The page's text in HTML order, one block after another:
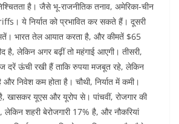
है। जैसे भू-राजनीतिक तनाव, अमेरिका-चीन
ये निर्यात को प्रभावित कर सकते हैं। दूसरी
भारत तेल आयात करता है, और कीमतें $65
है, लेकिन अगर बढ़ीं तो महंगाई आएगी। तीसरी,
दरें ऊंची रखी हैं ताकि रुपया मजबूत रहे, लेकिन
और निवेश कम होता है। चौथी, निर्यात में कमी।
खासकर यूएस और यूरोप से। पांचवीं, रोजगार की
लेकिन शहरी बेरोजगारी 17% है, और नौकरियां